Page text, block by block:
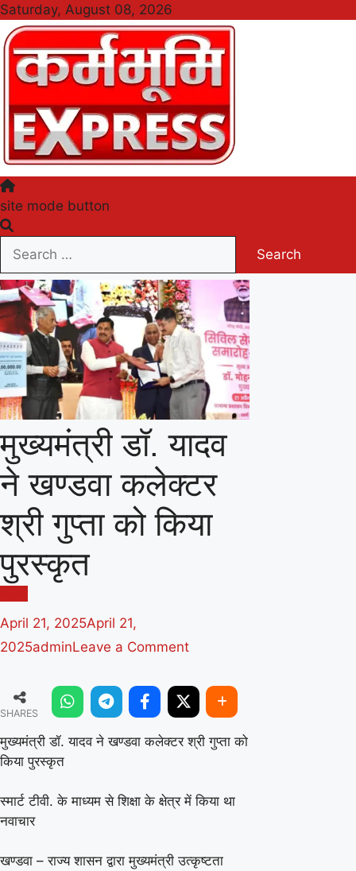
Skip
to
content
Saturday, August 08, 2026
Karmabhumi Express
site mode button
Search
for:
मुख्यमंत्री डॉ. यादव
ने खण्डवा कलेक्टर
श्री गुप्ता को किया
पुरस्कृत
April 21, 2025April 21,
2025adminLeave a Commenton
डॉ.
यादव
ने
को
SHARES
मुख्यमंत्री डॉ. यादव ने खण्डवा कलेक्टर श्री गुप्ता को
किया पुरस्कृत
स्मार्ट टीवी. के माध्यम से शिक्षा के क्षेत्र में किया था
नवाचार
खण्डवा – राज्य शासन द्वारा मुख्यमंत्री उत्कृष्टता